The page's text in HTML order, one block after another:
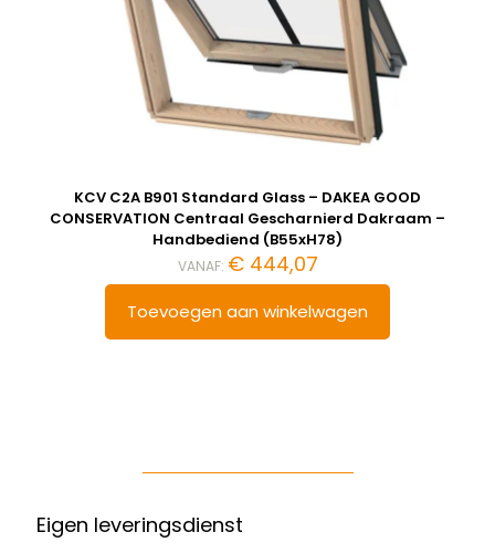
KCV C2A B901 Standard Glass – DAKEA GOOD
CONSERVATION Centraal Gescharnierd Dakraam –
Handbediend (B55xH78)
VANAF: €444,07
Toevoegen aan winkelwagen
Eigen leveringsdienst